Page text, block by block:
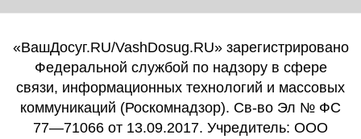
«ВашДосуг.RU/VashDosug.RU» зарегистрировано
Федеральной службой по надзору в сфере
связи, информационных технологий и массовых
коммуникаций (Роскомнадзор). Св-во Эл № ФС
77—71066 от 13.09.2017. Учредитель: ООО